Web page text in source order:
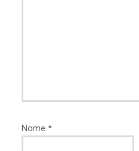
Nome *